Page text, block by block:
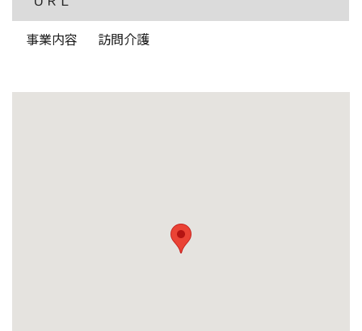
事業内容 訪問介護